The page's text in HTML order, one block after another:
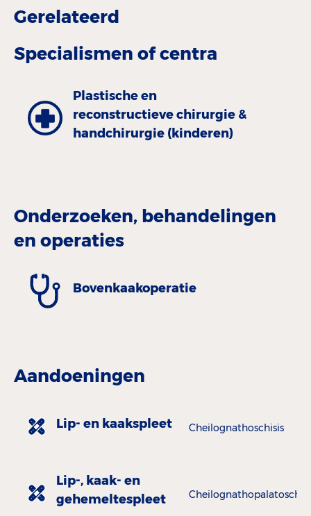
Gerelateerd
Specialismen of centra
Plastische en
reconstructieve chirurgie &
handchirurgie (kinderen)
Onderzoeken, behandelingen
en operaties
Bovenkaakoperatie
Aandoeningen
Lip- en kaakspleet Cheilognathoschisis
Lip-, kaak- en
gehemeltespleet